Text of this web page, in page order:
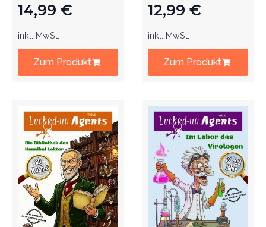
14,99 €
inkl. MwSt.
Zum Produkt
12,99 €
inkl. MwSt.
Zum Produkt